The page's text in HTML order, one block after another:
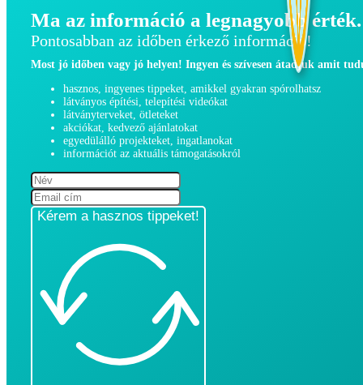
Ma az információ a legnagyobb érték.
Pontosabban az időben érkező információ!
Most jó időben vagy jó helyen! Ingyen és szívesen átadjuk amit
hasznos, ingyenes tippeket, amikkel gyakran spórolhatsz
látványos építési, telepítési videókat
látványterveket, ötleteket
akciókat, kedvező ajánlatokat
egyedülálló projekteket, ingatlanokat
információt az aktuális támogatásokról
Kérem a hasznos tippeket!